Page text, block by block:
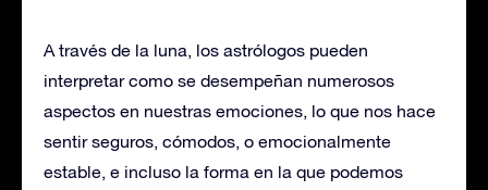
A través de la luna, los astrólogos pueden
interpretar como se desempeñan numerosos
aspectos en nuestras emociones, lo que nos hace
sentir seguros, cómodos, o emocionalmente
estable, e incluso la forma en la que podemos